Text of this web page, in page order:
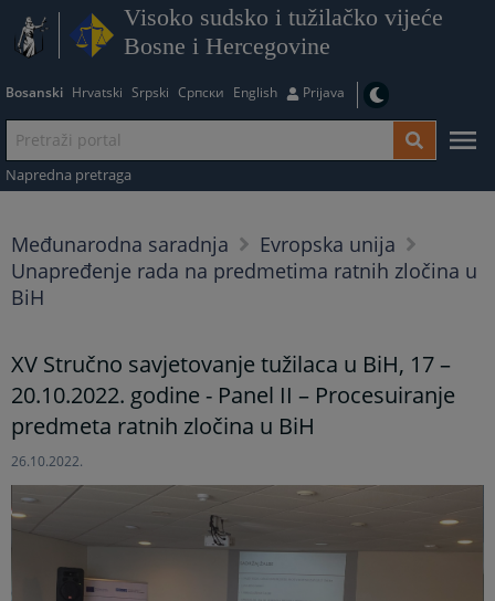
Visoko sudsko i tužilačko vijeće
Bosne i Hercegovine
Bosanski Hrvatski Srpski Српски English Prijava
Napredna pretraga
Međunarodna saradnja
Evropska unija
Unapređenje rada na predmetima ratnih zločina u
BiH
XV Stručno savjetovanje tužilaca u BiH, 17 –
20.10.2022. godine - Panel II – Procesuiranje
predmeta ratnih zločina u BiH
26.10.2022.